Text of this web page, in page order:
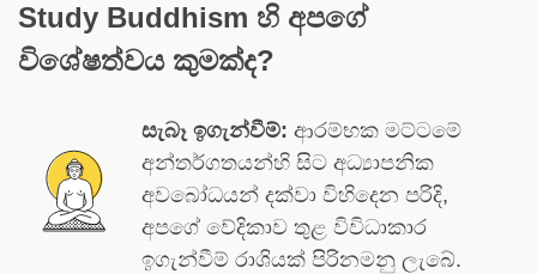
Study Buddhism හි අපගේ
විශේෂත්වය කුමක්ද?
සැබෑ ඉගැන්වීම්: ආරම්භක මට්ටමේ
අන්තර්ගතයන්හි සිට අධ්‍යාපනික
අවබෝධයන් දක්වා විහිදෙන පරිදි,
අපගේ වේදිකාව තුළ විවිධාකාර
ඉගැන්වීම් රාශියක් පිරිනමනු ලැබේ.